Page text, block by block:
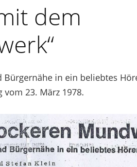
dem
Bürgernähe in ein beliebtes
vom 23. März 1978.